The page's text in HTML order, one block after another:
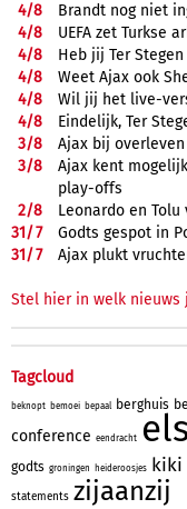
4/8
Brandt nog niet
4/8
UEFA zet Turkse
4/8
Heb jij Ter
4/8
Weet Ajax ook
4/8
Wil jij het live-
4/8
Eindelijk, Ter
3/8
Ajax bij
3/8
Ajax kent
play-offs
2/8
Leonardo en
31/7
Godts gespot in
31/7 Ajax plukt
Stel hier in welk
Tagcloud
beknopt bemoei bepaal berghuis
conference eendracht
godts groningen heideroosjes kiki
statements zijaanzij